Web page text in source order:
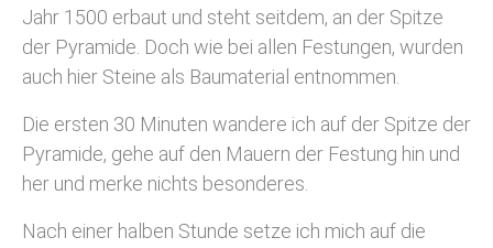
Jahr 1500 erbaut und steht seitdem, an der Spitze
der Pyramide. Doch wie bei allen Festungen, wurden
auch hier Steine als Baumaterial entnommen.
Die ersten 30 Minuten wandere ich auf der Spitze der
Pyramide, gehe auf den Mauern der Festung hin und
her und merke nichts besonderes.
Nach einer halben Stunde setze ich mich auf die